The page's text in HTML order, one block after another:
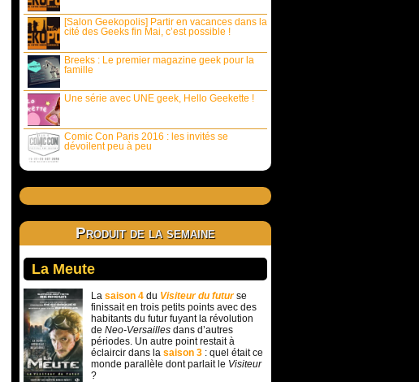
[Salon Geekopolis] Partir en vacances dans la
cité des Geeks fin Mai, c’est possible !
Breeks : Le premier magazine geek pour la
famille
Une série avec UNE geek, Hello Geekette !
Comic Con Paris 2016 : les invités se
dévoilent peu à peu
Produit de la semaine
La Meute
La saison 4 du Visiteur du futurse
finissait en trois petits points avec des
habitants du futur fuyant la révolution
de Neo-Versailles dans d’autres
périodes. Un autre point restait à
éclaircir dans la saison 3 : quel était ce
monde parallèle dont parlait le Visiteur
?